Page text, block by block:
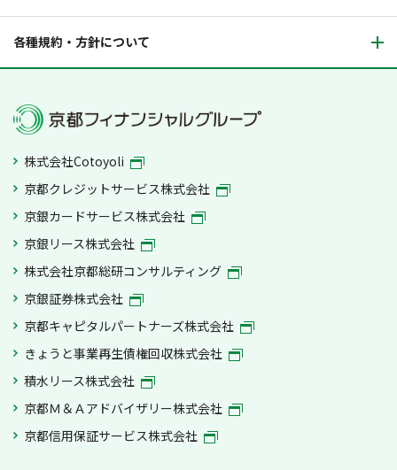
各種規約・方針について
株式会社Cotoyoli
京都クレジットサービス株式会社
京銀カードサービス株式会社
京銀リース株式会社
株式会社京都総研コンサルティング
京銀証券株式会社
京都キャピタルパートナーズ株式会社
きょうと事業再生債権回収株式会社
積水リース株式会社
京都Ｍ＆Ａアドバイザリー株式会社
京都信用保証サービス株式会社